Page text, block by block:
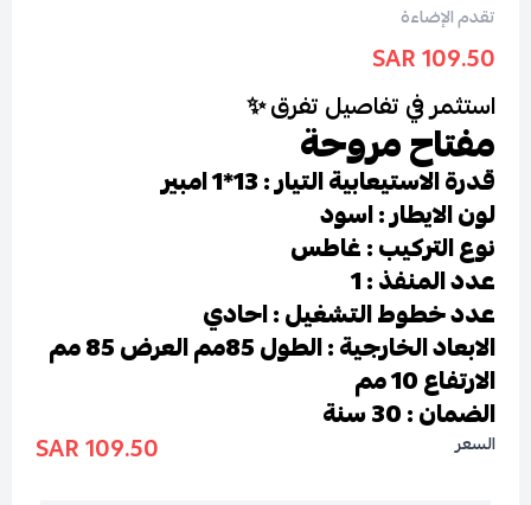
تقدم الإضاءة
109.50 SAR
استثمر في تفاصيل تفرق✨
مفتاح مروحة
قدرة الاستيعابية التيار : 13*1 امبير
لون الايطار : اسود
نوع التركيب : غاطس
عدد المنفذ : 1
عدد خطوط التشغيل : احادي
الابعاد الخارجية : الطول 85مم العرض 85 مم
الارتفاع 10 مم
الضمان : 30 سنة
السعر 109.50 SAR